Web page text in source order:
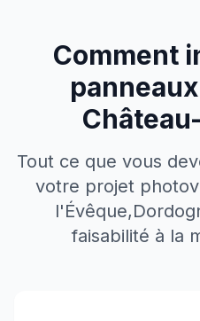
Comment
Tout ce que vous
votre projet
l'Évêque,
faisabilité à la